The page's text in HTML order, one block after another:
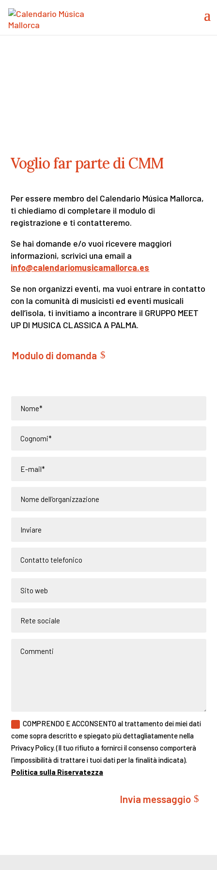
Voglio far parte di CMM
Per essere membro del Calendario Música Mallorca,
ti chiediamo di completare il modulo di
registrazione e ti contatteremo.
Se hai domande e/o vuoi ricevere maggiori
informazioni, scrivici una email a
info@calendariomusicamallorca.es
Se non organizzi eventi, ma vuoi entrare in contatto
con la comunità di musicisti ed eventi musicali
dell’isola, ti invitiamo a incontrare il GRUPPO MEET
UP DI MUSICA CLASSICA A PALMA.
Modulo di domanda
COMPRENDO E ACCONSENTO al trattamento dei miei dati
come sopra descritto e spiegato più dettagliatamente nella
Privacy Policy. (Il tuo rifiuto a fornirci il consenso comporterà
l'impossibilità di trattare i tuoi dati per la finalità indicata).
Politica sulla Riservatezza
Invia messaggio